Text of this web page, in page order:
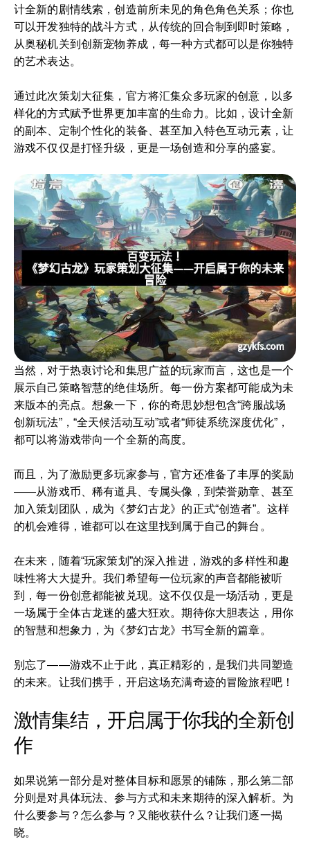
计全新的剧情线索，创造前所未见的角色角色关系；你也
可以开发独特的战斗方式，从传统的回合制到即时策略，
从奥秘机关到创新宠物养成，每一种方式都可以是你独特
的艺术表达。
通过此次策划大征集，官方将汇集众多玩家的创意，以多
样化的方式赋予世界更加丰富的生命力。比如，设计全新
的副本、定制个性化的装备、甚至加入特色互动元素，让
游戏不仅仅是打怪升级，更是一场创造和分享的盛宴。
当然，对于热衷讨论和集思广益的玩家而言，这也是一个
展示自己策略智慧的绝佳场所。每一份方案都可能成为未
来版本的亮点。想象一下，你的奇思妙想包含“跨服战场
创新玩法”，“全天候活动互动”或者“师徒系统深度优化”，
都可以将游戏带向一个全新的高度。
而且，为了激励更多玩家参与，官方还准备了丰厚的奖励
——从游戏币、稀有道具、专属头像，到荣誉勋章、甚至
加入策划团队，成为《梦幻古龙》的正式“创造者”。这样
的机会难得，谁都可以在这里找到属于自己的舞台。
在未来，随着“玩家策划”的深入推进，游戏的多样性和趣
味性将大大提升。我们希望每一位玩家的声音都能被听
到，每一份创意都能被兑现。这不仅仅是一场活动，更是
一场属于全体古龙迷的盛大狂欢。期待你大胆表达，用你
的智慧和想象力，为《梦幻古龙》书写全新的篇章。
别忘了——游戏不止于此，真正精彩的，是我们共同塑造
的未来。让我们携手，开启这场充满奇迹的冒险旅程吧！
激情集结，开启属于你我的全新创
作
如果说第一部分是对整体目标和愿景的铺陈，那么第二部
分则是对具体玩法、参与方式和未来期待的深入解析。为
什么要参与？怎么参与？又能收获什么？让我们逐一揭
晓。